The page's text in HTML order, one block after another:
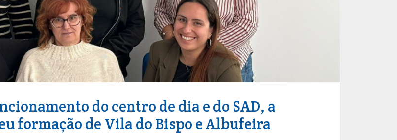
do centro de dia e do SAD, a
formação de Vila do Bispo e Albufeira